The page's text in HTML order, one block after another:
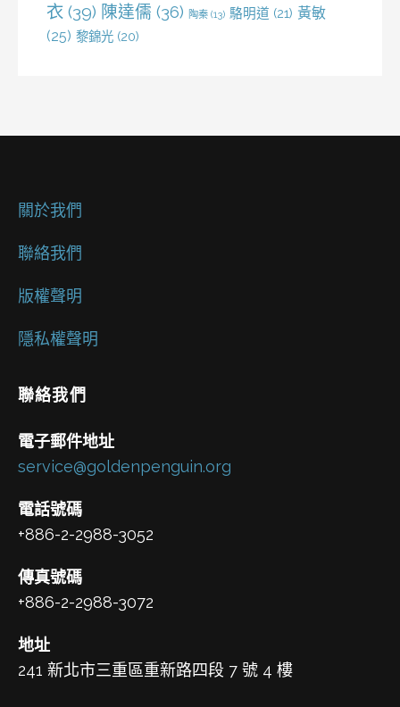
衣 (39) 陳達儒 (36) 陶秦 (13) 駱明道 (21) 黃敏
(25) 黎錦光 (20)
關於我們
聯絡我們
版權聲明
隱私權聲明
聯絡我們
電子郵件地址
service@goldenpenguin.org
電話號碼
+886-2-2988-3052
傳真號碼
+886-2-2988-3072
地址
241 新北市三重區重新路四段 7 號 4 樓